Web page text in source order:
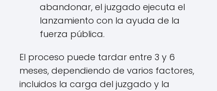
abandonar, el juzgado ejecuta el
lanzamiento con la ayuda de la
fuerza pública.
El proceso puede tardar entre 3 y 6
meses, dependiendo de varios factores,
incluidos la carga del juzgado y la